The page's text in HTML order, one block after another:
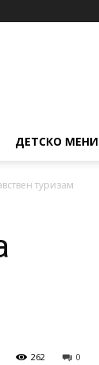
ДЕТСКО МЕНИ
туризам
0
262